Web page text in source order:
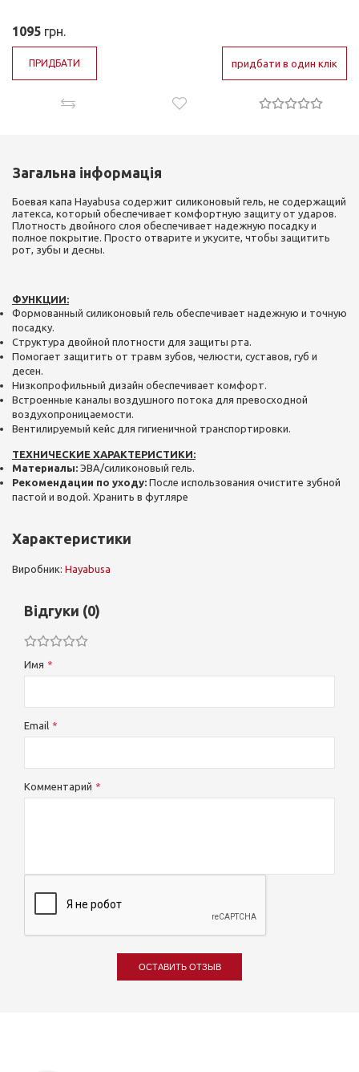
1095 грн.
ПРИДБАТИ придбати в один клік
Загальна інформація
Боевая капа Hayabusa содержит силиконовый гель, не содержащий
латекса, который обеспечивает комфортную защиту от ударов.
Плотность двойного слоя обеспечивает надежную посадку и
полное покрытие. Просто отварите и укусите, чтобы защитить
рот, зубы и десны.
ФУНКЦИИ:
Формованный силиконовый гель обеспечивает надежную и точную
посадку.
Структура двойной плотности для защиты рта.
Помогает защитить от травм зубов, челюсти, суставов, губ и
десен.
Низкопрофильный дизайн обеспечивает комфорт.
Встроенные каналы воздушного потока для превосходной
воздухопроницаемости.
Вентилируемый кейс для гигиеничной транспортировки.
ТЕХНИЧЕСКИЕ ХАРАКТЕРИСТИКИ:
Материалы: ЭВА/силиконовый гель.
Рекомендации по уходу: После использования очистите зубной
пастой и водой. Хранить в футляре
Характеристики
Виробник: Hayabusa
Відгуки (0)
Имя
Email
Комментарий
ОСТАВИТЬ ОТЗЫВ